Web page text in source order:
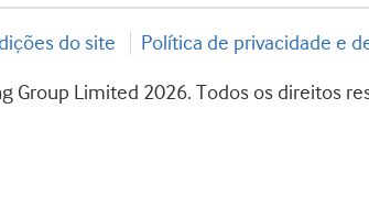
do site Política de privacidade e
Group Limited 2026. Todos os direitos